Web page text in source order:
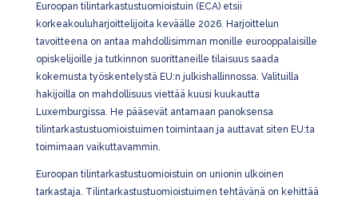
Euroopan tilintarkastustuomioistuin (ECA) etsii
korkeakouluharjoittelijoita keväälle 2026. Harjoittelun
tavoitteena on antaa mahdollisimman monille eurooppalaisille
opiskelijoille ja tutkinnon suorittaneille tilaisuus saada
kokemusta työskentelystä EU:n julkishallinnossa. Valituilla
hakijoilla on mahdollisuus viettää kuusi kuukautta
Luxemburgissa. He pääsevät antamaan panoksensa
tilintarkastustuomioistuimen toimintaan ja auttavat siten EU:ta
toimimaan vaikuttavammin.
Euroopan tilintarkastustuomioistuin on unionin ulkoinen
tarkastaja. Tilintarkastustuomioistuimen tehtävänä on kehittää